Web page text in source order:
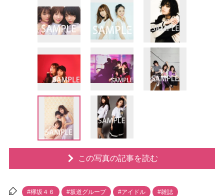
この写真の記事を読む
#欅坂４６ #坂道グループ #アイドル #雑誌